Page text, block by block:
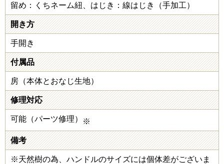
留め：くちネーム紐、はじき：線はじき（手加工）
開き方
手開き
付属品
房（本体とおなじ生地）
修理対応
可能（パーツ修理） ※
備考
※天然樹の為、ハンドルのサイズには個体差がございま